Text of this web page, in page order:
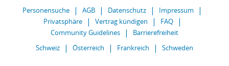
Personensuche AGB Datenschutz
Impressum
Privatsphäre
Vertrag kündigen
FAQ
Community Guidelines
Barrierefreiheit
Schweiz
Österreich Frankreich Schweden